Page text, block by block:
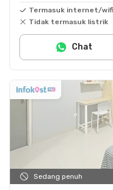
Termasuk internet/wifi
Tidak termasuk listrik
Chat
Sedang penuh